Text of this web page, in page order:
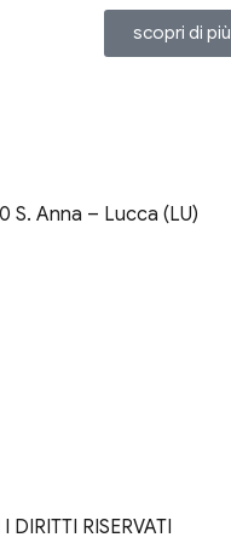
scopri di più
S. Anna – Lucca (LU)
RISERVATI